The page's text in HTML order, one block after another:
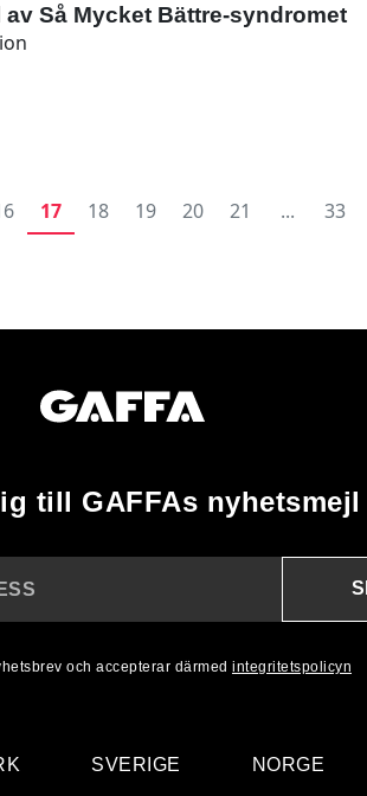
av Så Mycket Bättre-syndromet
17 18 19 20 21 ... 33
till GAFFAs nyhetsmejl
och accepterar därmed integritetspolicyn
SVERIGE NORGE